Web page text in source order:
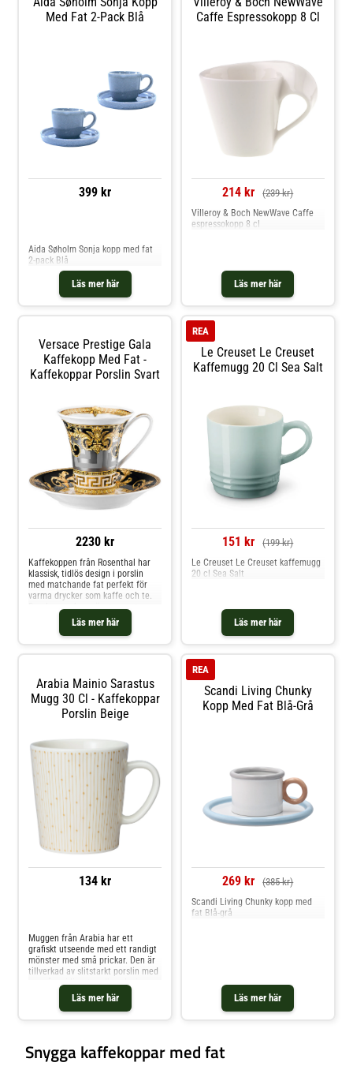
Passar för varma drycker som
kaffe och te.- Fin både till
Med Fat 2-Pack Blå
399 kr
Läs mer här
Aida Søholm Sonja kopp med fat
2-pack Blå
Caffe Espressokopp 8 Cl
214 kr (239 kr)
Läs mer här
Villeroy & Boch NewWave Caffe
espressokopp 8 cl
Versace Prestige Gala
Kaffekopp Med Fat -
Kaffekoppar Porslin Svart
2230 kr
Läs mer här
Kaffekoppen från Rosenthal har
klassisk, tidlös design i porslin
med matchande fat perfekt för
varma drycker som kaffe och te.
Den har vackra mönster runt
omkring med praktiskt handtag på
sidan för enkel användning.
Servera kaffe med charm.
drycker som kaffe och te.- Från
serien Prestige Gala.- Tillverkad i
Danmark. Skötselråd för
kaffekoppen- Tål diskmaskin.
Muggar & Koppar hos Royal
Design.
Le Creuset Le Creuset
Kaffemugg 20 Cl Sea Salt
REA
151 kr (199 kr)
Läs mer här
Le Creuset Le Creuset kaffemugg
20 cl Sea Salt
Arabia Mainio Sarastus
Mugg 30 Cl - Kaffekoppar
Porslin Beige
134 kr
Läs mer här
Muggen från Arabia har ett
grafiskt utseende med ett randigt
mönster med små prickar. Den är
tillverkad av slitstarkt porslin med
en mångsidig, stapelbar design
perfekt för det lilla köket. Mixa
och matcha med andra delar ur
serien för att skapa en vacker
Arabia- Tillverkad av porslin.-
Perfekt för vardagsbruk.- Från
Scandi Living Chunky
Kopp Med Fat Blå-Grå
REA
269 kr (385 kr)
Läs mer här
Scandi Living Chunky kopp med
fat Blå-grå
Snygga kaffekoppar med fat